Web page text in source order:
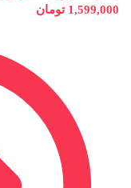
1,599,000 تومان